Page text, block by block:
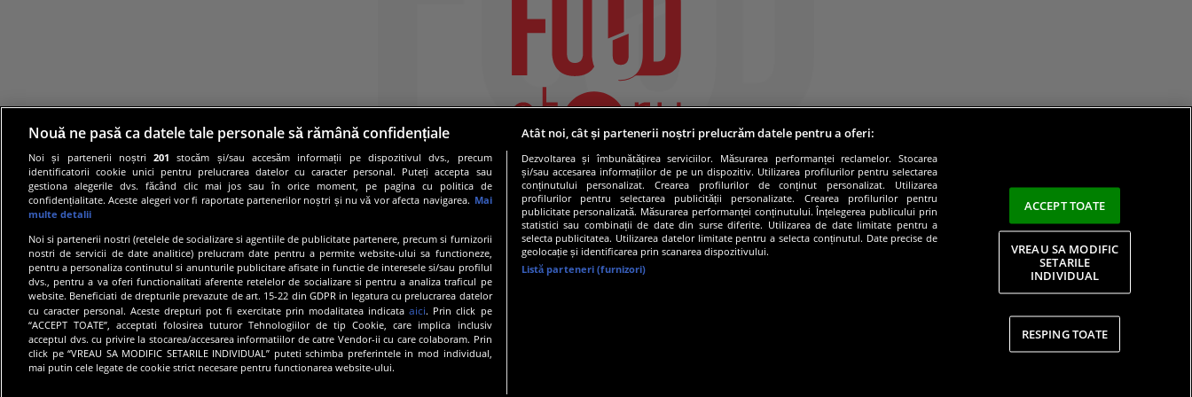
© 2019 PRO TV S.R.L |
Nouă ne pasă ca datele tale personale să rămână confidențiale
Noi și partenerii noștri201 stocăm și/sau accesăm informații pe dispozitivul dvs., precum
identificatorii cookie unici pentru prelucrarea datelor cu caracter personal. Puteți accepta sau
gestiona alegerile dvs. făcând clic mai jos sau în orice moment, pe pagina cu politica de
confidențialitate. Aceste alegeri vor fi raportate partenerilor noștri și nu vă vor afecta navigarea. Mai
multe detalii
Noi si partenerii nostri (retelele de socializare si agentiile de publicitate partenere, precum si furnizorii
nostri de servicii de date analitice) prelucram date pentru a permite website-ului sa functioneze,
pentru a personaliza continutul si anunturile publicitare afisate in functie de interesele si/sau profilul
dvs., pentru a va oferi functionalitati aferente retelelor de socializare si pentru a analiza traficul pe
website. Beneficiati de drepturile prevazute de art. 15-22 din GDPR in legatura cu prelucrarea datelor
cu caracter personal. Aceste drepturi pot fi exercitate prin modalitatea indicataaici. Prin click pe
“ACCEPT TOATE”, acceptati folosirea tuturor Tehnologiilor de tip Cookie, care implica inclusiv
acceptul dvs. cu privire la stocarea/accesarea informatiilor de catre Vendor-ii cu care colaboram. Prin
click pe “VREAU SA MODIFIC SETARILE INDIVIDUAL” puteti schimba preferintele in mod individual,
mai putin cele legate de cookie strict necesare pentru functionarea website-ului.
Atât noi, cât și partenerii noștri prelucrăm datele pentru a oferi:
Dezvoltarea și îmbunătățirea serviciilor. Măsurarea performanței reclamelor. Stocarea
și/sau accesarea informațiilor de pe un dispozitiv. Utilizarea profilurilor pentru selectarea
conținutului personalizat. Crearea profilurilor de conținut personalizat. Utilizarea
profilurilor pentru selectarea publicității personalizate. Crearea profilurilor pentru
publicitate personalizată. Măsurarea performanței conținutului. Înțelegerea publicului prin
statistici sau combinații de date din surse diferite. Utilizarea de date limitate pentru a
selecta publicitatea. Utilizarea datelor limitate pentru a selecta conținutul. Date precise de
geolocație și identificarea prin scanarea dispozitivului.
Listă parteneri (furnizori)
ACCEPT TOATE
RESPING TOATE
VREAU SA MODIFIC
SETARILE
INDIVIDUAL